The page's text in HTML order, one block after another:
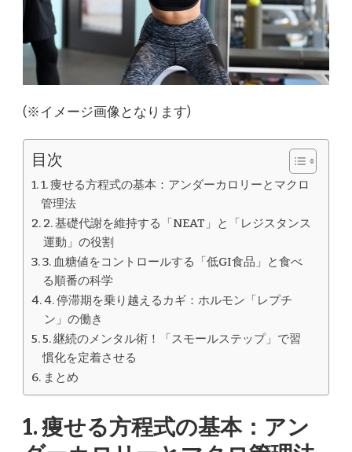
(※イメージ画像となります)
目次
1. 痩せる方程式の基本：アンダーカロリーとマクロ
管理法
2. 基礎代謝を維持する「NEAT」と「レジスタンス
運動」の役割
3. 血糖値をコントロールする「低GI食品」と食べ
る順番の科学
4. 停滞期を乗り越えるカギ：ホルモン「レプチ
ン」の働き
5. 継続のメンタル術！「スモールステップ」で習
慣化を定着させる
まとめ
1. 痩せる方程式の基本：アン